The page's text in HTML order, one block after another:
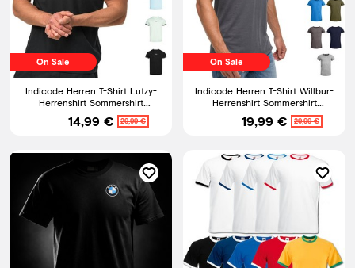
On Sale
Indicode Herren T-Shirt Lutzy-
Herrenshirt Sommershirt
Rundhals Baumwolle Männer
14,99 € 29,99 €
On Sale
Indicode Herren T-Shirt Willbur-
Herrenshirt Sommershirt
Rundhalsausschnitt Shirt
19,99 € 29,99 €